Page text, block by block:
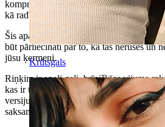
Krūtsgals
kompromitēt ar kvalitāti? Šis līkumainais
kā radīts jums!
Šis apaļais gredzens ir izgatavots no tīra
būt pārliecināti par to, ka tas nerūsēs un
jūsu ķermeni.
Riņķim ir apaļi gali, brīnišķīgs vijuma
kas ir tipisks tīra zelta materiāliem. Jūs
versiju jūs vēlaties, lai jūs varētu
saksanētu ar jūsu velmēm un ādas krāsu.